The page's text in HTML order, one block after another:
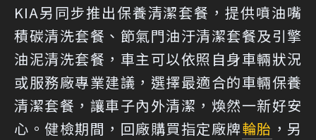
KIA另同步推出保養清潔套餐，提供噴油嘴
積碳清洗套餐、節氣門油汙清潔套餐及引擎
油泥清洗套餐，車主可以依照自身車輛狀況
或服務廠專業建議，選擇最適合的車輛保養
清潔套餐，讓車子內外清潔，煥然一新好安
心。健檢期間，回廠購買指定廠牌輪胎 ，另